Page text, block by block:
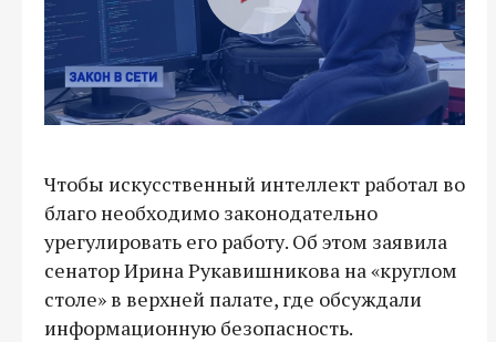
Чтобы искусственный интеллект работал во
благо необходимо законодательно
урегулировать его работу. Об этом заявила
сенатор Ирина Рукавишникова на «круглом
столе» в верхней палате, где обсуждали
информационную безопасность.